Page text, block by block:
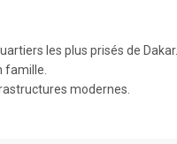
les plus prisés de Dakar.
famille.
modernes.